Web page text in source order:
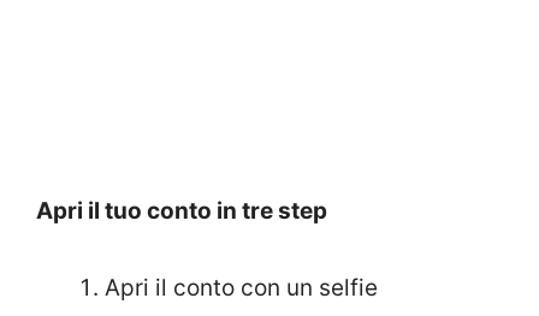
Apri il tuo conto in tre step
Apri il conto con un selfie